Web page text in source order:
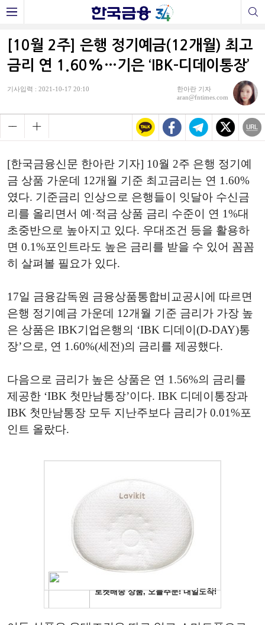
[10월 2주] 은행 정기예금(12개월) 최고
금리 연 1.60%…기은 ‘IBK-디데이통장’
기사입력 : 2021-10-17 20:10
한아란 기자
aran@fntimes.com
[한국금융신문 한아란 기자] 10월 2주 은행 정기예
금 상품 가운데 12개월 기준 최고금리는 연 1.60%
였다. 기준금리 인상으로 은행들이 잇달아 수신금
리를 올리면서 예·적금 상품 금리 수준이 연 1%대
초중반으로 높아지고 있다. 우대조건 등을 활용하
면 0.1%포인트라도 높은 금리를 받을 수 있어 꼼꼼
히 살펴볼 필요가 있다.
17일 금융감독원 금융상품통합비교공시에 따르면
은행 정기예금 가운데 12개월 기준 금리가 가장 높
은 상품은 IBK기업은행의 ‘IBK 디데이(D-DAY)통
장’으로, 연 1.60%(세전)의 금리를 제공했다.
다음으로 금리가 높은 상품은 연 1.56%의 금리를
제공한 ‘IBK 첫만남통장’이다. IBK 디데이통장과
IBK 첫만남통장 모두 지난주보다 금리가 0.01%포
인트 올랐다.